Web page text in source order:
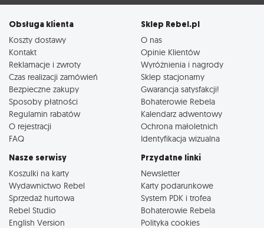
Obsługa klienta
Koszty dostawy
Kontakt
Reklamacje i zwroty
Czas realizacji zamówień
Bezpieczne zakupy
Sposoby płatności
Regulamin rabatów
O rejestracji
FAQ
Sklep Rebel.pl
O nas
Opinie Klientów
Wyróżnienia i nagrody
Sklep stacjonarny
Gwarancja satysfakcji!
Bohaterowie Rebela
Kalendarz adwentowy
Ochrona małoletnich
Identyfikacja wizualna
Nasze serwisy
Koszulki na karty
Wydawnictwo Rebel
Sprzedaż hurtowa
Rebel Studio
English Version
Przydatne linki
Newsletter
Karty podarunkowe
System PDK i trofea
Bohaterowie Rebela
Polityka cookies